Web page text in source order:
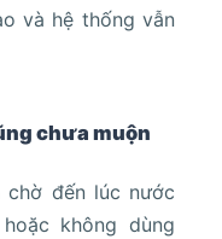
và hệ thống vẫn
chưa muộn
đến lúc nước
không dùng